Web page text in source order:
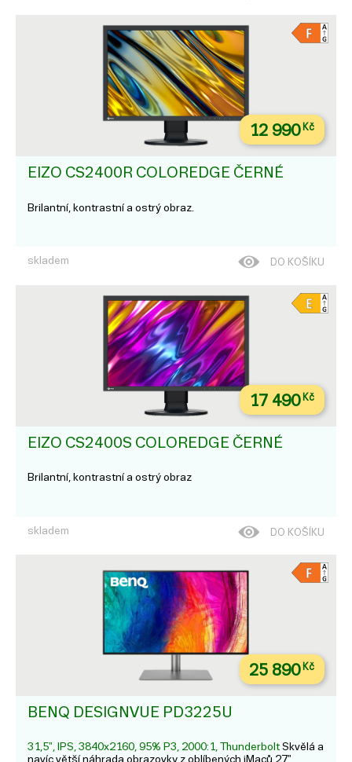
12 990Kč
EIZO CS2400R COLOREDGE ČERNÉ
Brilantní, kontrastní a ostrý obraz.
skladem DO KOŠÍKU
17 490Kč
EIZO CS2400S COLOREDGE ČERNÉ
Brilantní, kontrastní a ostrý obraz
skladem DO KOŠÍKU
25 890Kč
BENQ DESIGNVUE PD3225U
31,5", IPS, 3840x2160, 95% P3, 2000:1, Thunderbolt Skvělá a
navíc větší náhrada obrazovky z oblíbených iMaců 27"